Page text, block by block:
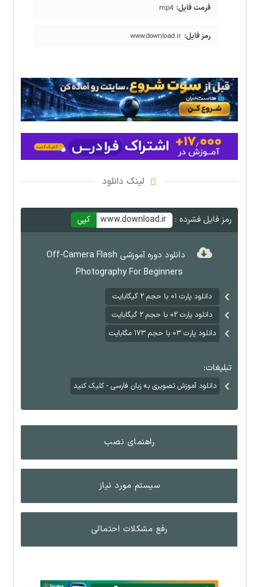
فرمت فایل: mp4
رمز فایل: www.download.ir
لینک دانلود
رمز فایل فشرده : www.download.ir کپی
دانلود دوره آموزشی Off-Camera Flash
Photography For Beginners
دانلود پارت ۰۱ با حجم ۲ گیگابایت
دانلود پارت ۰۲ با حجم ۲ گیگابایت
دانلود پارت ۰۳ با حجم ۱۷۳ مگابایت
تبلیغات:
دانلود آموزش تصویری به زبان فارسی - کلیک کنید
راهنمای نصب
سیستم مورد نیاز
رفع مشکلات احتمالی